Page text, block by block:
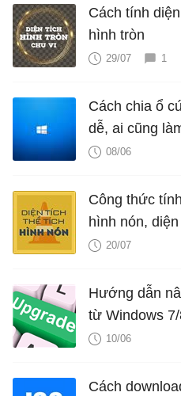
Cách tính
hình tròn
29/07 1
Cách chia ổ
dễ, ai cũng
08/06
Công thức
hình nón,
thể tích hình
20/07
Hướng dẫn
từ Windows
10/06
Cách